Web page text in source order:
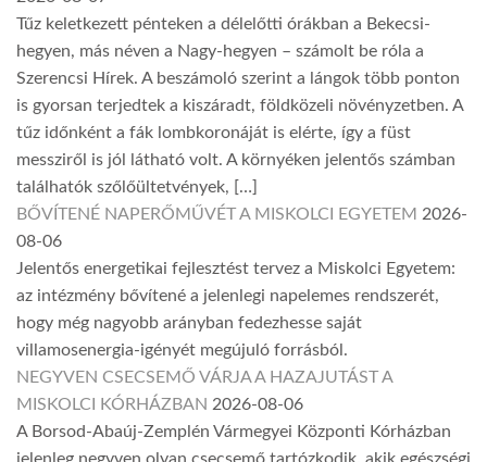
Tűz keletkezett pénteken a délelőtti órákban a Bekecsi-
hegyen, más néven a Nagy-hegyen – számolt be róla a
Szerencsi Hírek. A beszámoló szerint a lángok több ponton
is gyorsan terjedtek a kiszáradt, földközeli növényzetben. A
tűz időnként a fák lombkoronáját is elérte, így a füst
messziről is jól látható volt. A környéken jelentős számban
találhatók szőlőültetvények, […]
BŐVÍTENÉ NAPERŐMŰVÉT A MISKOLCI EGYETEM 2026-
08-06
Jelentős energetikai fejlesztést tervez a Miskolci Egyetem:
az intézmény bővítené a jelenlegi napelemes rendszerét,
hogy még nagyobb arányban fedezhesse saját
villamosenergia-igényét megújuló forrásból.
NEGYVEN CSECSEMŐ VÁRJA A HAZAJUTÁST A
MISKOLCI KÓRHÁZBAN 2026-08-06
A Borsod-Abaúj-Zemplén Vármegyei Központi Kórházban
jelenleg negyven olyan csecsemő tartózkodik, akik egészségi